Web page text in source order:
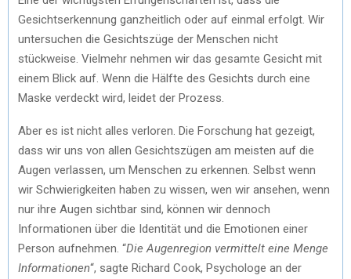
Gesichtserkennung ganzheitlich oder auf einmal erfolgt. Wir
untersuchen die Gesichtszüge der Menschen nicht
stückweise. Vielmehr nehmen wir das gesamte Gesicht mit
einem Blick auf. Wenn die Hälfte des Gesichts durch eine
Maske verdeckt wird, leidet der Prozess.
Aber es ist nicht alles verloren. Die Forschung hat gezeigt,
dass wir uns von allen Gesichtszügen am meisten auf die
Augen verlassen, um Menschen zu erkennen. Selbst wenn
wir Schwierigkeiten haben zu wissen, wen wir ansehen, wenn
nur ihre Augen sichtbar sind, können wir dennoch
Informationen über die Identität und die Emotionen einer
Person aufnehmen. “Die Augenregion vermittelt eine Menge
Informationen“, sagte Richard Cook, Psychologe an der